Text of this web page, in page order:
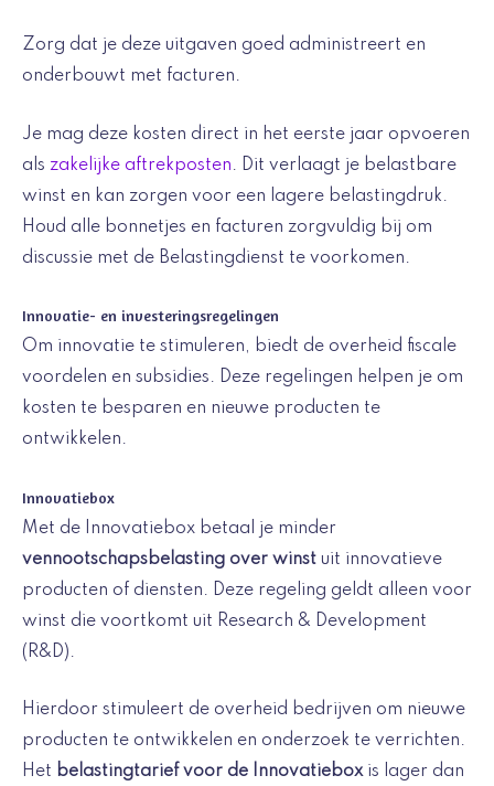
Zorg dat je deze uitgaven goed administreert en
onderbouwt met facturen.
Je mag deze kosten direct in het eerste jaar opvoeren
als zakelijke aftrekposten. Dit verlaagt je belastbare
winst en kan zorgen voor een lagere belastingdruk.
Houd alle bonnetjes en facturen zorgvuldig bij om
discussie met de Belastingdienst te voorkomen.
Innovatie- en investeringsregelingen
Om innovatie te stimuleren, biedt de overheid fiscale
voordelen en subsidies. Deze regelingen helpen je om
kosten te besparen en nieuwe producten te
ontwikkelen.
Innovatiebox
Met de Innovatiebox betaal je minder
vennootschapsbelasting over winst uit innovatieve
producten of diensten. Deze regeling geldt alleen voor
winst die voortkomt uit Research & Development
(R&D).
Hierdoor stimuleert de overheid bedrijven om nieuwe
producten te ontwikkelen en onderzoek te verrichten.
Het belastingtarief voor de Innovatieboxis lager dan